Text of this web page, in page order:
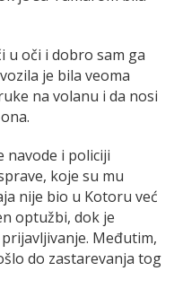
u oči i dobro sam ga
je bila veoma
na volanu i da nosi
navode i policiji
koje su mu
nije bio u Kotoru već
optužbi, dok je
Međutim,
do zastarevanja tog